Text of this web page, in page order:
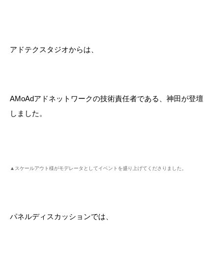
アドテクスタジオからは、
AMoAdアドネットワークの技術責任者である、神田が登壇
しました。
▲スケールアウト様がモデレータとしてイベントを盛り上げてくださりました。
パネルディスカッションでは、